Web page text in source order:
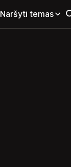
Naršyti temas